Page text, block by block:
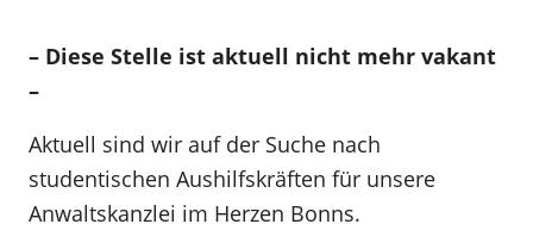
– Diese Stelle ist aktuell nicht mehr vakant
–
Aktuell sind wir auf der Suche nach
studentischen Aushilfskräften für unsere
Anwaltskanzlei im Herzen Bonns.